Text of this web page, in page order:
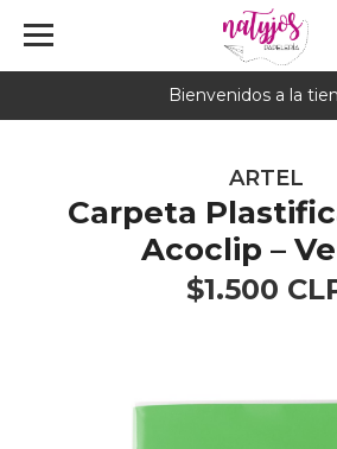
Bienvenidos a la
ARTEL
Carpeta
Acoclip –
$1.500